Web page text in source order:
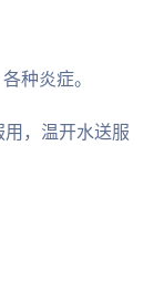
种炎症。
，温开水送服